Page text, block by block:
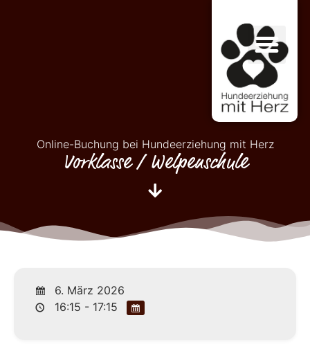
Online-Buchung bei Hundeerziehung mit Herz
Vorklasse / Welpenschule
6. März 2026
16:15 - 17:15